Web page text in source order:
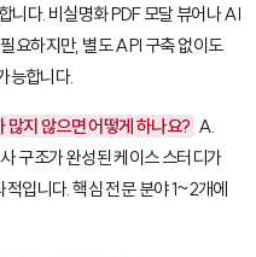
니다. 비실명화 PDF 모달 뷰어나 AI
요하지만, 별도 API 구축 없이도
능합니다.
지 않으면 어떻게 하나요? A.
구조가 완성된 케이스 스터디가
입니다. 핵심 전문 분야 1~2개에